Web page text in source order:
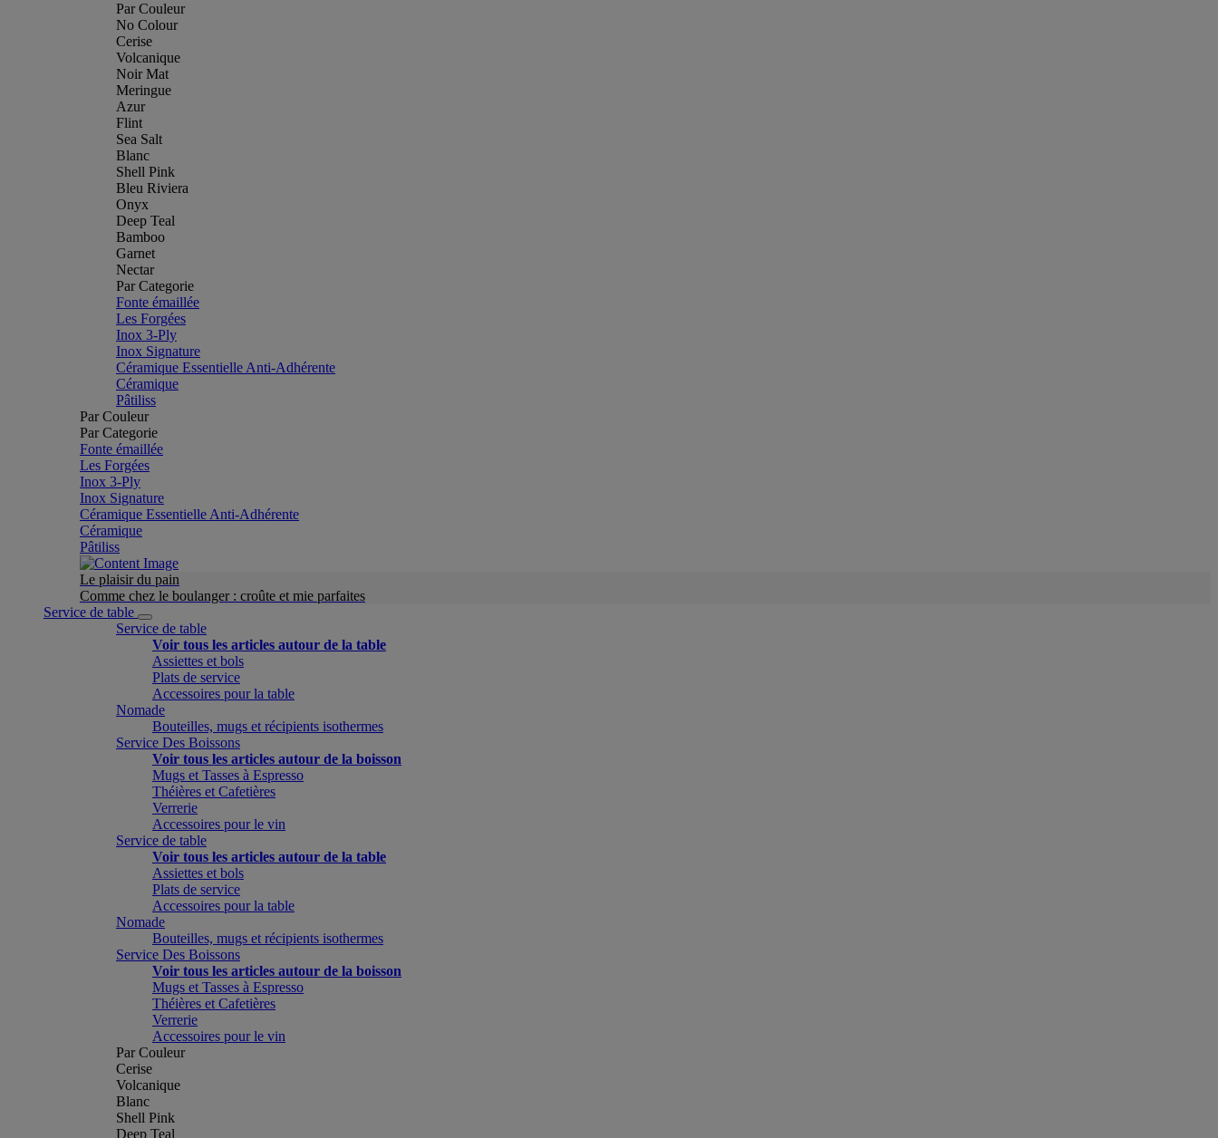
Par Couleur
No Colour
Cerise
Volcanique
Noir Mat
Meringue
Azur
Flint
Sea Salt
Blanc
Shell Pink
Bleu Riviera
Onyx
Deep Teal
Bamboo
Garnet
Nectar
Par Categorie
Fonte émaillée
Les Forgées
Inox 3-Ply
Inox Signature
Céramique Essentielle Anti-Adhérente
Céramique
Pâtiliss
Par Couleur
Par Categorie
Fonte émaillée
Les Forgées
Inox 3-Ply
Inox Signature
Céramique Essentielle Anti-Adhérente
Céramique
Pâtiliss
Le plaisir du pain
Comme chez le boulanger : croûte et mie parfaites
Service de table
Service de table
Voir tous les articles autour de la table
Assiettes et bols
Plats de service
Accessoires pour la table
Nomade
Bouteilles, mugs et récipients isothermes
Service Des Boissons
Voir tous les articles autour de la boisson
Mugs et Tasses à Espresso
Théières et Cafetières
Verrerie
Accessoires pour le vin
Service de table
Voir tous les articles autour de la table
Assiettes et bols
Plats de service
Accessoires pour la table
Nomade
Bouteilles, mugs et récipients isothermes
Service Des Boissons
Voir tous les articles autour de la boisson
Mugs et Tasses à Espresso
Théières et Cafetières
Verrerie
Accessoires pour le vin
Par Couleur
Cerise
Volcanique
Blanc
Shell Pink
Deep Teal